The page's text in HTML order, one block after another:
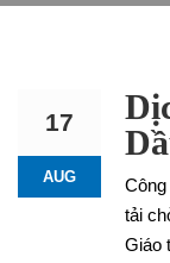
17
AUG
tải
Giáo